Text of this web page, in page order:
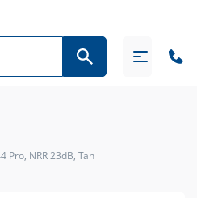
NRR 23dB, Tan